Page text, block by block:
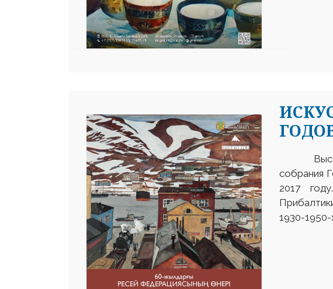
собрания
2017
1930-1950-